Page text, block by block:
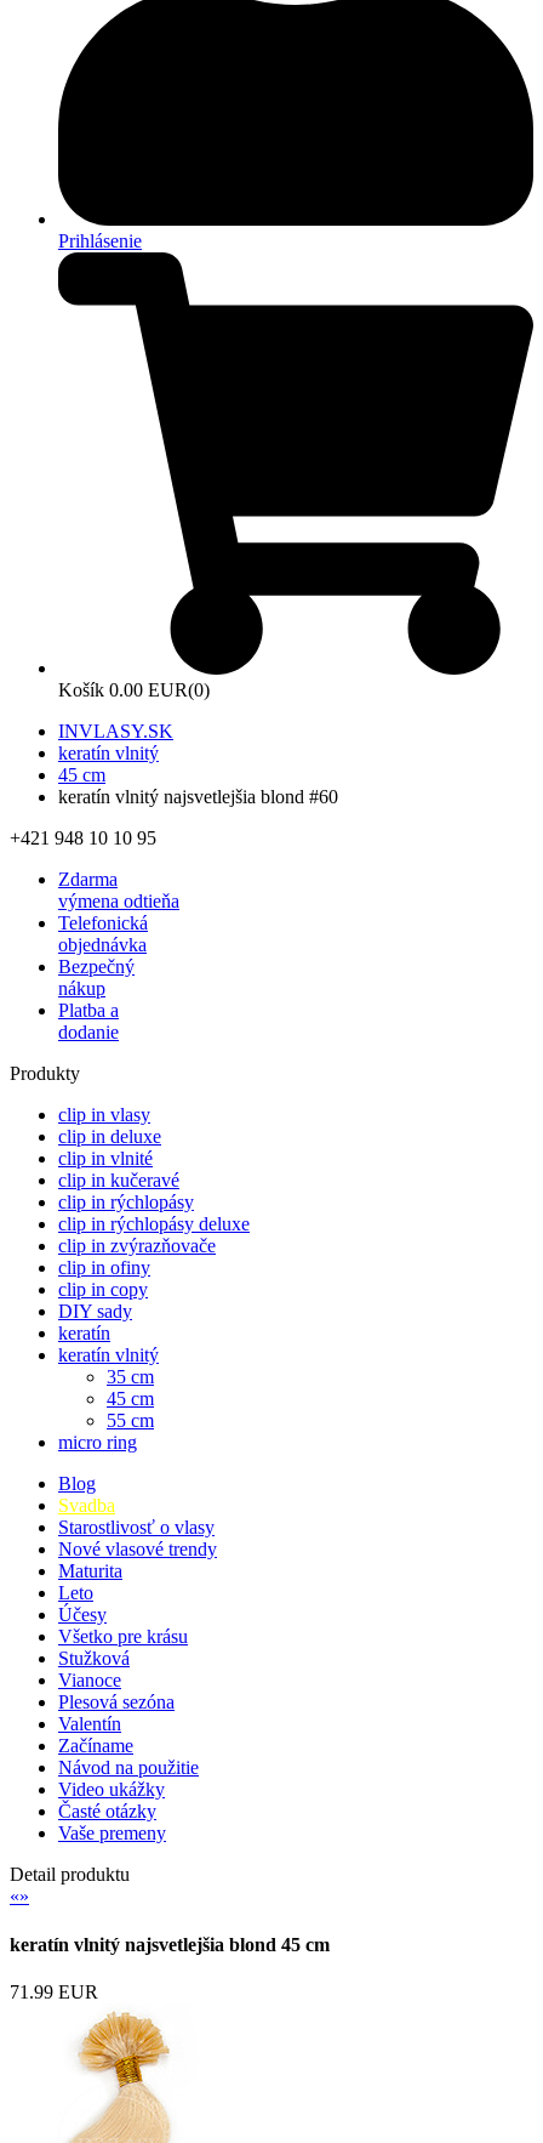
Prihlásenie
Košík 0.00 EUR(0)
INVLASY.SK
keratín vlnitý
45 cm
keratín vlnitý najsvetlejšia blond #60
+421 948 10 10 95
Zdarma
výmena odtieňa
Telefonická
objednávka
Bezpečný
nákup
Platba a
dodanie
Produkty
clip in vlasy
clip in deluxe
clip in vlnité
clip in kučeravé
clip in rýchlopásy
clip in rýchlopásy deluxe
clip in zvýrazňovače
clip in ofiny
clip in copy
DIY sady
keratín
keratín vlnitý
35 cm
45 cm
55 cm
micro ring
Blog
Svadba
Starostlivosť o vlasy
Nové vlasové trendy
Maturita
Leto
Účesy
Všetko pre krásu
Stužková
Vianoce
Plesová sezóna
Valentín
Začíname
Návod na použitie
Video ukážky
Časté otázky
Vaše premeny
Detail produktu
«»
keratín vlnitý najsvetlejšia blond 45 cm
71.99 EUR